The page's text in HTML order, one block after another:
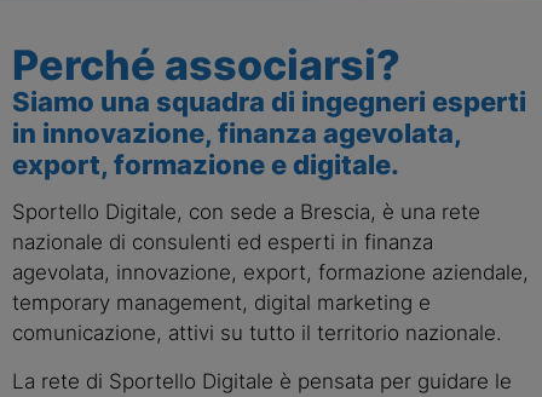
Perché associarsi?
Siamo una squadra di ingegneri esperti
in innovazione, finanza agevolata,
export, formazione e digitale.
Sportello Digitale, con sede a Brescia, è una rete
nazionale di consulenti ed esperti in finanza
agevolata, innovazione, export, formazione aziendale,
temporary management, digital marketing e
comunicazione, attivi su tutto il territorio nazionale.
La rete di Sportello Digitale è pensata per guidare le